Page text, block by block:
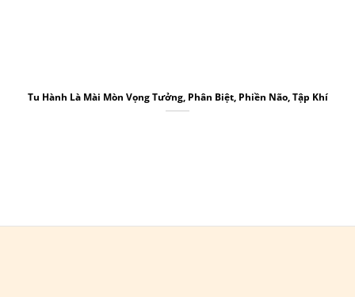
Tu Hành Là Mài Mòn Vọng Tưởng, Phân Biệt, Phiền Não, Tập Khí